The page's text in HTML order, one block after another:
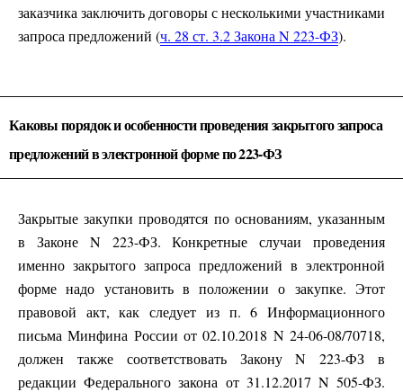
заказчика заключить договоры с несколькими участниками
запроса предложений (ч. 28 ст. 3.2 Закона N 223-ФЗ).
Каковы порядок и особенности проведения закрытого запроса
предложений в электронной форме по 223-ФЗ
Закрытые закупки проводятся по основаниям, указанным
в Законе N 223-ФЗ. Конкретные случаи проведения
именно закрытого запроса предложений в электронной
форме надо установить в положении о закупке. Этот
правовой акт, как следует из п. 6 Информационного
письма Минфина России от 02.10.2018 N 24-06-08/70718,
должен также соответствовать Закону N 223-ФЗ в
редакции Федерального закона от 31.12.2017 N 505-ФЗ.